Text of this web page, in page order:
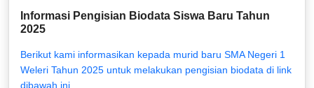
Informasi Pengisian Biodata Siswa Baru Tahun
2025
Berikut kami informasikan kepada murid baru SMA Negeri 1
Weleri Tahun 2025 untuk melakukan pengisian biodata di link
dibawah ini